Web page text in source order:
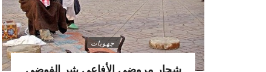
جهويات
شجار مروضي الأفاعي يثير الفوضى